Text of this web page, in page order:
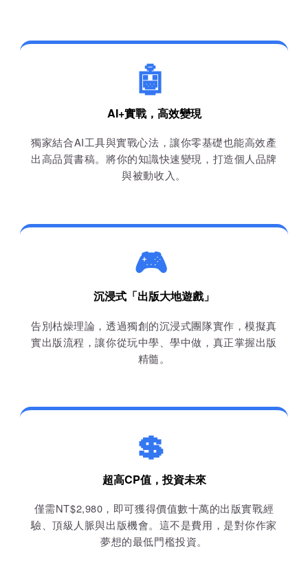
🤖
AI+實戰，高效變現
獨家結合AI工具與實戰心法，讓你零基礎也能高效產
出高品質書稿。將你的知識快速變現，打造個人品牌
與被動收入。
🎮
沉浸式「出版大地遊戲」
告別枯燥理論，透過獨創的沉浸式團隊實作，模擬真
實出版流程，讓你從玩中學、學中做，真正掌握出版
精髓。
💲
超高CP值，投資未來
僅需NT$2,980，即可獲得價值數十萬的出版實戰經
驗、頂級人脈與出版機會。這不是費用，是對你作家
夢想的最低門檻投資。